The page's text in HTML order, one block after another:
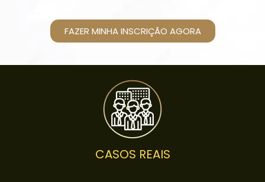
FAZER MINHA INSCRIÇÃO AGORA
CASOS REAIS